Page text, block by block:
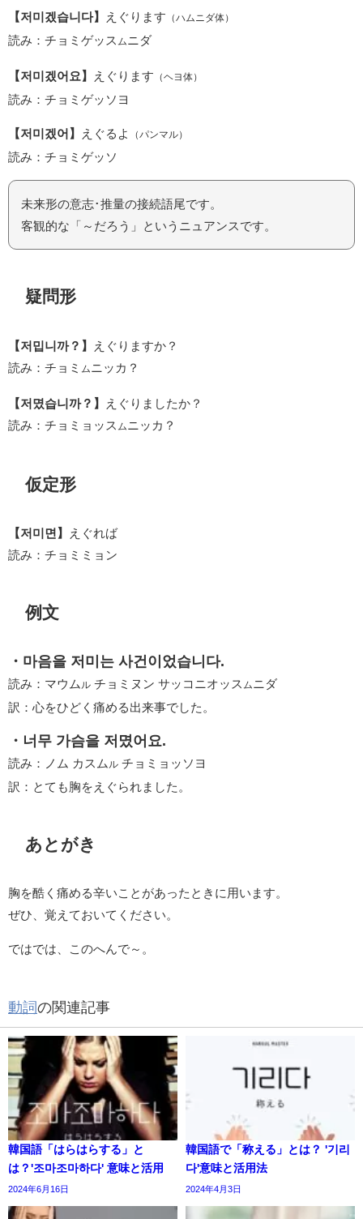
【저미겠습니다】 えぐります （ハムニダ体）
読み：チョミゲッス ムニダ
【저미겠어요】 えぐります （ヘヨ体）
読み：チョミゲッソヨ
【저미겠어】 えぐるよ （パンマル）
読み：チョミゲッソ
未来形の意志･推量の接続語尾です。
客観的な「～だろう」というニュアンスです。
疑問形
【저밉니까？】
えぐりますか？
読み：チョミ ム ニッカ？
【저몄습니까？】
えぐりましたか？
読み：チョミョッス ム ニッカ？
仮定形
【저미면】
えぐれば
読み：チョミミョン
例文
・마음을 저미는 사건이었습니다.
読み：マウム ル チョミヌン サッコニオッス ム ニダ
訳：心をひどく痛める出来事でした。
・너무 가슴을 저몄어요.
読み：ノム カスム ル チョミョッソヨ
訳：とても胸をえぐられました。
あとがき
胸を酷く痛める辛いことがあったときに用います。
ぜひ、覚えておいてください。
ではでは、このへんで～。
動詞の関連記事
韓国語「はらはらする」と
は？'조마조마하다' 意味と活用
2024年6月16日
韓国語で「称える」とは？ '기리
다'意味と活用法
2024年4月3日